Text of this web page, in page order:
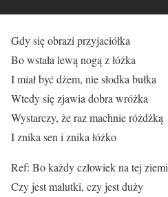
Gdy się obrazi przyjaciółka
Bo wstała lewą nogą z łóżka
I miał być dżem, nie słodka bułka
Wtedy się zjawia dobra wróżka
Wystarczy, że raz machnie różdżką
I znika sen i znika łóżko
Ref: Bo każdy człowiek na tej ziemi
Czy jest malutki, czy jest duży